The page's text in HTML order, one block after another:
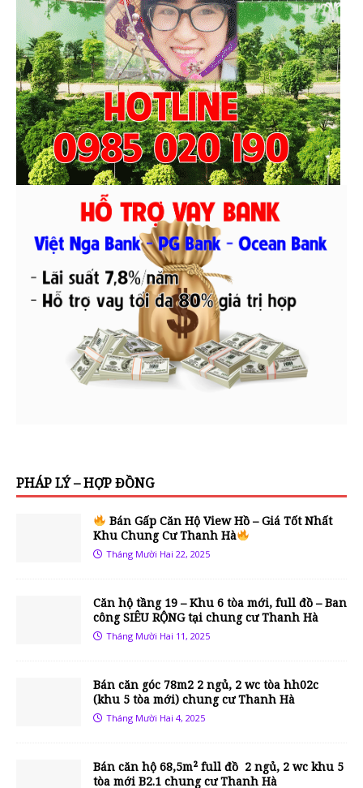
PHÁP LÝ – HỢP ĐỒNG
Bán Gấp Căn Hộ View Hồ – Giá Tốt Nhất
Khu Chung Cư Thanh Hà
Tháng Mười Hai 22, 2025
Căn hộ tầng 19 – Khu 6 tòa mới, full đồ – Ban
công SIÊU RỘNG tại chung cư Thanh Hà
Tháng Mười Hai 11, 2025
Bán căn góc 78m2 2 ngủ, 2 wc tòa hh02c
(khu 5 tòa mới) chung cư Thanh Hà
Tháng Mười Hai 4, 2025
Bán căn hộ 68,5m² full đồ 2 ngủ, 2 wc khu 5
tòa mới B2.1 chung cư Thanh Hà